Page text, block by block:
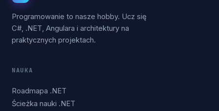
Programowanie to nasze hobby. Ucz się
C#, .NET, Angulara i architektury na
praktycznych projektach.
NAUKA
Roadmapa .NET
Ścieżka nauki .NET